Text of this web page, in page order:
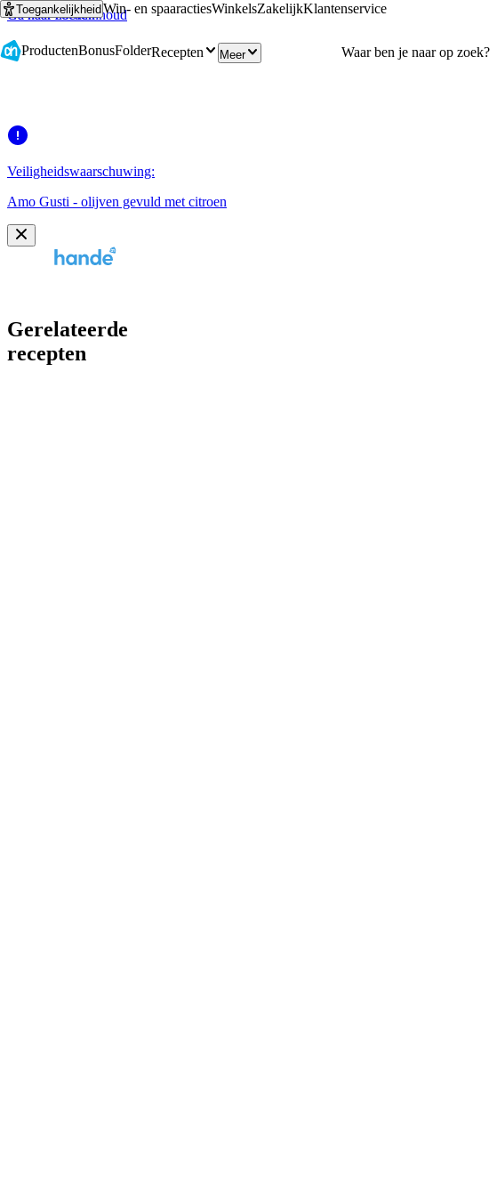
Ga naar hoofdinhoud
Ga naar zoeken
ToegankelijkheidWin- en spaaractiesWinkelsZakelijkKlantenservice
ProductenBonusFolderRecepten Meer
Veiligheidswaarschuwing:
Amo Gusti - olijven gevuld met citroen
Gerelateerde
recepten